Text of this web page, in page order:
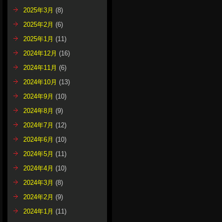
2025年3月 (8)
2025年2月 (6)
2025年1月 (11)
2024年12月 (16)
2024年11月 (6)
2024年10月 (13)
2024年9月 (10)
2024年8月 (9)
2024年7月 (12)
2024年6月 (10)
2024年5月 (11)
2024年4月 (10)
2024年3月 (8)
2024年2月 (9)
2024年1月 (11)